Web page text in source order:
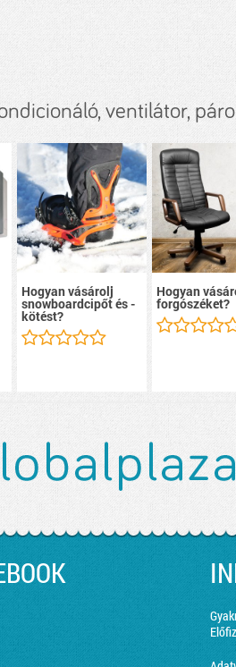
ventilátor,
Hogyan vásárolj
snowboardcipőt és -
kötést?
Hogyan
forgószéket?